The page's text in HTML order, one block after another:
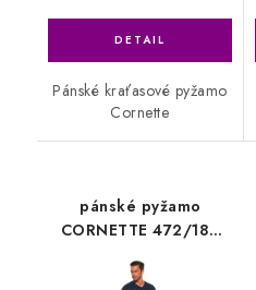
Pánské kraťasové pyžamo
Cornette
pánské pyžamo
CORNETTE 472/188